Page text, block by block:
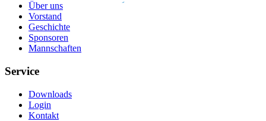
Über uns
Vorstand
Geschichte
Sponsoren
Mannschaften
Service
Downloads
Login
Kontakt